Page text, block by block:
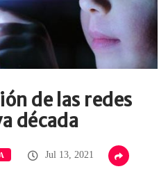
de las redes
década
Jul 13, 2021